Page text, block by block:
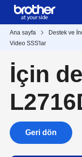
Ana sayfa Destek ve
Video SSS'lar
İçin
Geri dön